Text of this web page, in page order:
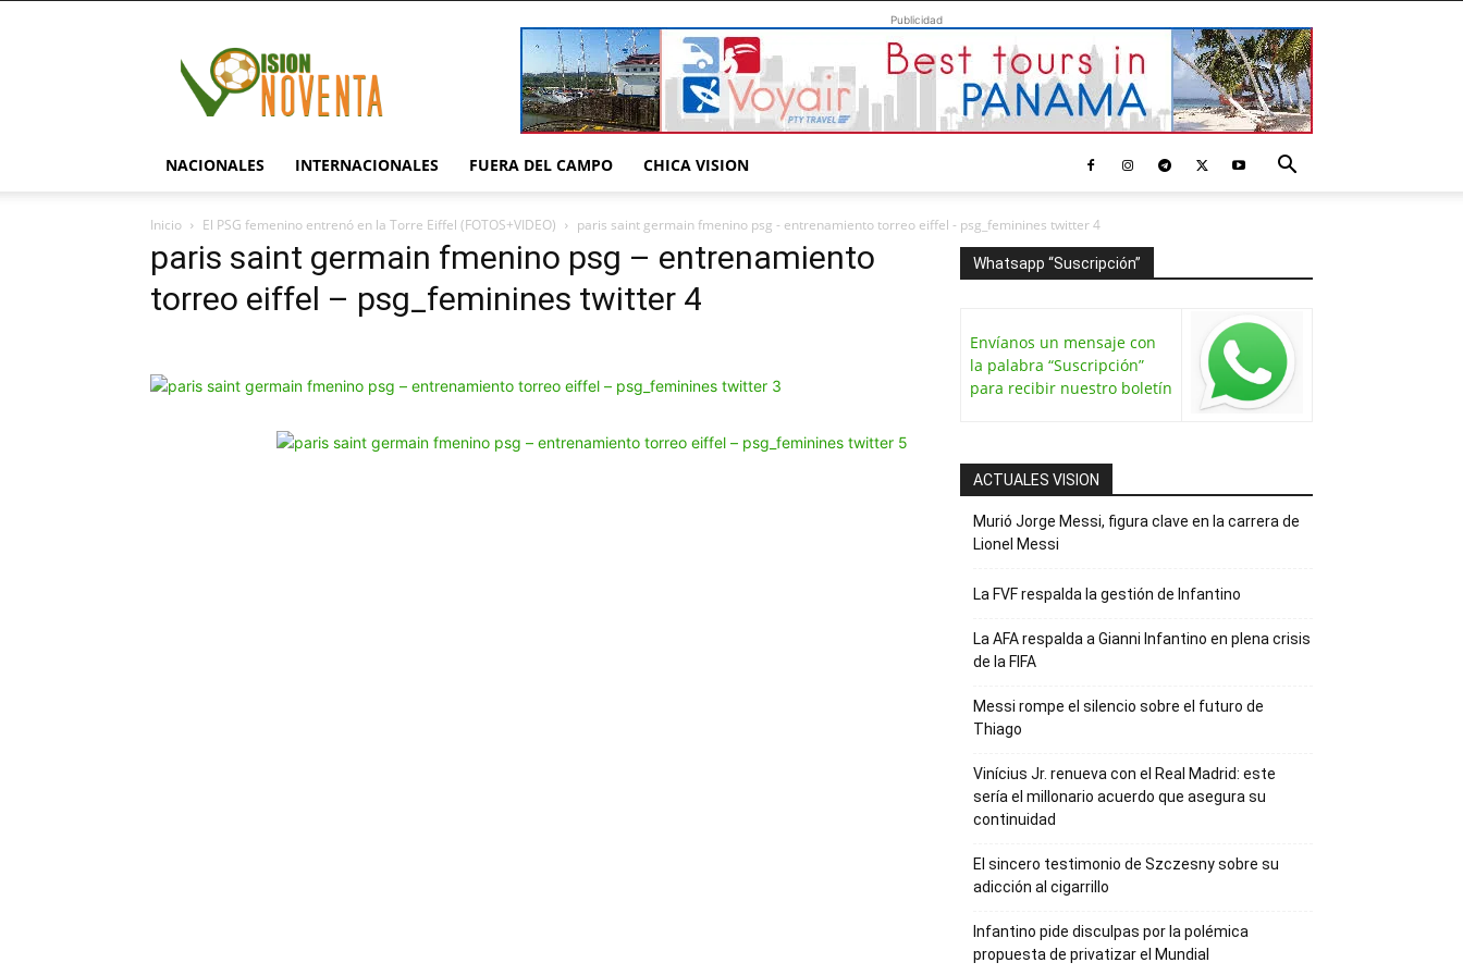
Publicidad
NACIONALES INTERNACIONALES FUERA DEL CAMPO CHICA VISION
Inicio El PSG femenino entrenó en la Torre Eiffel (FOTOS+VIDEO) paris saint germain fmenino psg - entrenamiento torreo eiffel - psg_feminines twitter 4
paris saint germain fmenino psg – entrenamiento
torreo eiffel – psg_feminines twitter 4
Whatsapp “Suscripción”
Envíanos un mensaje con
la palabra “Suscripción”
para recibir nuestro boletín
ACTUALES VISION
Murió Jorge Messi, figura clave en la carrera de
Lionel Messi
La FVF respalda la gestión de Infantino
La AFA respalda a Gianni Infantino en plena crisis
de la FIFA
Messi rompe el silencio sobre el futuro de
Thiago
Vinícius Jr. renueva con el Real Madrid: este
sería el millonario acuerdo que asegura su
continuidad
El sincero testimonio de Szczesny sobre su
adicción al cigarrillo
Infantino pide disculpas por la polémica
propuesta de privatizar el Mundial